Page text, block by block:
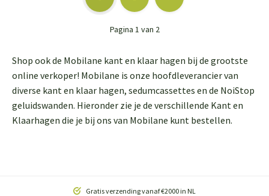
Pagina 1 van 2
Shop ook de Mobilane kant en klaar hagen bij de grootste
online verkoper! Mobilane is onze hoofdleverancier van
diverse kant en klaar hagen, sedumcassettes en de NoiStop
geluidswanden. Hieronder zie je de verschillende Kant en
Klaarhagen die je bij ons van Mobilane kunt bestellen.
Gratis verzending vanaf €2000 in NL